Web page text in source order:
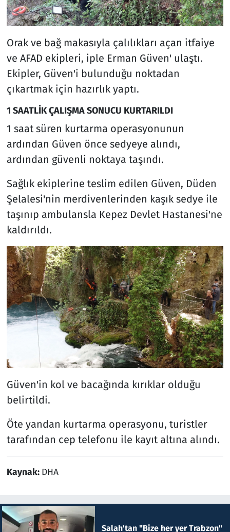
Orak ve bağ makasıyla çalılıkları açan itfaiye
ve AFAD ekipleri, iple Erman Güven' ulaştı.
Ekipler, Güven'i bulunduğu noktadan
çıkartmak için hazırlık yaptı.
1 SAATLİK ÇALIŞMA SONUCU KURTARILDI
1 saat süren kurtarma operasyonunun
ardından Güven önce sedyeye alındı,
ardından güvenli noktaya taşındı.
Sağlık ekiplerine teslim edilen Güven, Düden
Şelalesi'nin merdivenlerinden kaşık sedye ile
taşınıp ambulansla Kepez Devlet Hastanesi'ne
kaldırıldı.
Güven'in kol ve bacağında kırıklar olduğu
belirtildi.
Öte yandan kurtarma operasyonu, turistler
tarafından cep telefonu ile kayıt altına alındı.
Kaynak: DHA
Salah'tan "Bize her yer Trabzon"